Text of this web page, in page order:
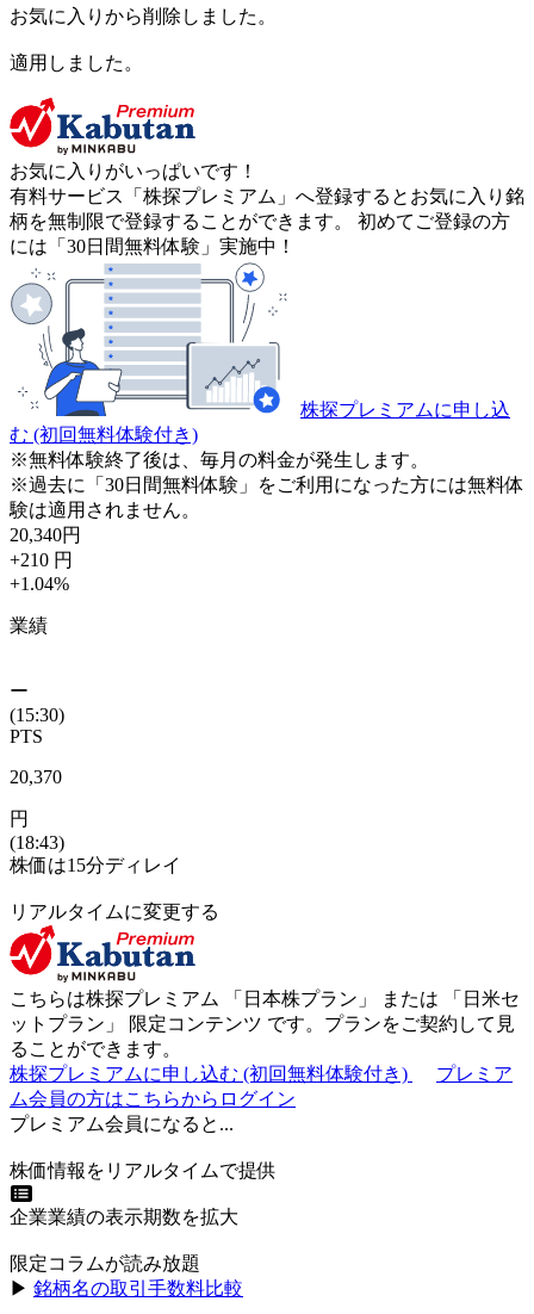
お気に入りから削除しました。
適用しました。
お気に入りがいっぱいです！
有料サービス「株探プレミアム」へ登録するとお気に入り銘
柄を無制限で登録することができます。 初めてご登録の方
には「30日間無料体験」実施中！
株探プレミアムに申し込
む (初回無料体験付き)
※無料体験終了後は、毎月の料金が発生します。
※過去に「30日間無料体験」をご利用になった方には無料体
験は適用されません。
20,340円
+210 円
+1.04%
業績
ー
(15:30)
PTS
20,370
円
(18:43)
株価は15分ディレイ
リアルタイムに変更する
こちらは株探プレミアム 「 日本株プラン 」 または 「 日米セ
ットプラン 」 限定コンテンツ です。プランをご契約して見
ることができます。
株探プレミアムに申し込む (初回無料体験付き)
プレミア
ム会員の方はこちらからログイン
プレミアム会員になると...
株価情報をリアルタイムで提供
企業業績の表示期数を拡大
限定コラムが読み放題
▶︎ 銘柄名の取引手数料比較